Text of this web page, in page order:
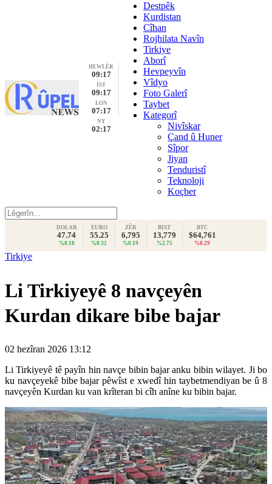
HEWLÊR
09:17
İST
09:17
LON
07:17
NY
02:17
Destpêk
Kurdistan
Cîhan
Rojhilata Navîn
Tirkiye
Aborî
Hevpeyvîn
Vîdyo
Foto Galerî
Taybet
Kategorî
Nivîskar
Çand û Huner
Sîpor
Jiyan
Tenduristî
Teknoloji
Koçber
DOLAR
47.74
%0.18
EURO
55.25
%0.32
ZÊR
6,795
%0.19
BIST
13,779
%2.75
BTC
$64,761
%0.29
Tirkiye
Li Tirkiyeyê 8 navçeyên
Kurdan dikare bibe bajar
02 hezîran 2026 13:12
Li Tirkiyeyê tê payîn hin navçe bibin bajar anku bibin wilayet. Ji bo
ku navçeyekê bibe bajar pêwîst e xwedî hin taybetmendiyan be û 8
navçeyên Kurdan ku van krîteran bi cîh anîne ku bibin bajar.